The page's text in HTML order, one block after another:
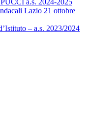
a.s. 2024-2025
Lazio 21 ottobre
– a.s. 2023/2024